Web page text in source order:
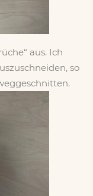
aus. Ich
so